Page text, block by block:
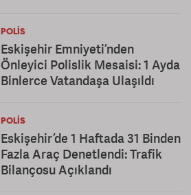
POLIS
Eskişehir Emniyeti’nden
Önleyici Polislik Mesaisi: 1 Ayda
Binlerce Vatandaşa Ulaşıldı
POLIS
Eskişehir’de 1 Haftada 31 Binden
Fazla Araç Denetlendi: Trafik
Bilançosu Açıklandı